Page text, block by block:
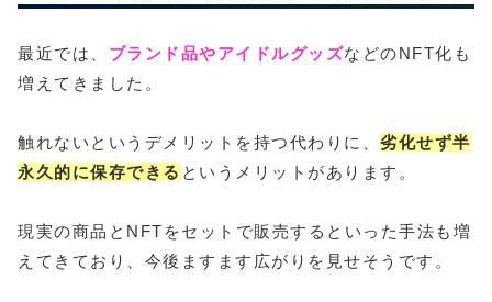
最近では、 ブランド品やアイドルグッズなどのNFT化も
増えてきました。
触れないというデメリットを持つ代わりに、 劣化せず半
永久的に保存できる というメリットがあります。
現実の商品とNFTをセットで販売するといった手法も増
えてきており、今後ますます広がりを見せそうです。